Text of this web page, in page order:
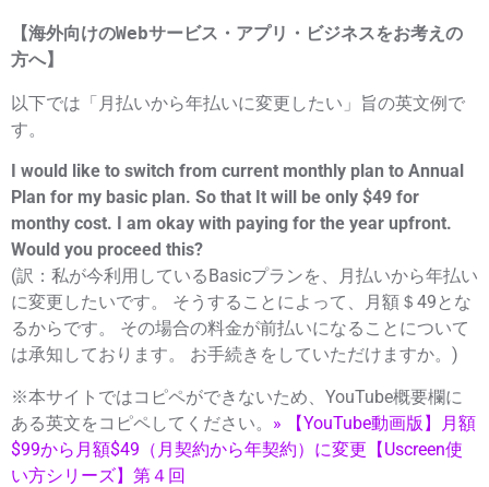
【海外向けのWebサービス・アプリ・ビジネスをお考えの
方へ】
以下では「月払いから年払いに変更したい」旨の英文例で
す。
I would like to switch from current monthly plan to Annual
Plan for my basic plan. So that It will be only $49 for
monthy cost. I am okay with paying for the year upfront.
Would you proceed this?
(訳：私が今利用しているBasicプランを、月払いから年払い
に変更したいです。 そうすることによって、月額＄49とな
るからです。 その場合の料金が前払いになることについて
は承知しております。 お手続きをしていただけますか。)
※本サイトではコピペができないため、YouTube概要欄に
ある英文をコピペしてください。 » 【YouTube動画版】月額
$99から月額$49（月契約から年契約）に変更【Uscreen使
い方シリーズ】第４回